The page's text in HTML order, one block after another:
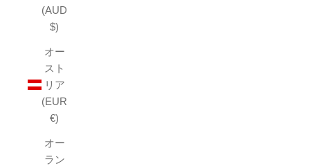
(AUD
$)
オー
スト
リア
(EUR
€)
オー
ラン